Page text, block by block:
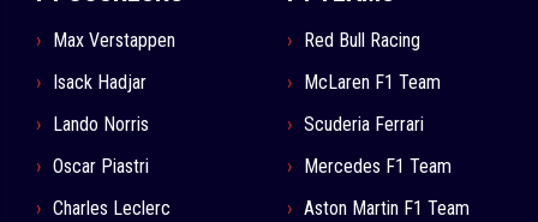
Max Verstappen
Isack Hadjar
Lando Norris
Oscar Piastri
Charles Leclerc
Red Bull Racing
McLaren F1 Team
Scuderia Ferrari
Mercedes F1 Team
Aston Martin F1 Team